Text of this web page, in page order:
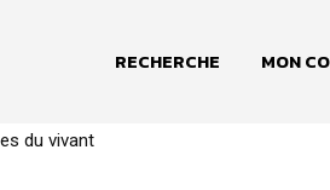
RECHERCHE MON
du vivant